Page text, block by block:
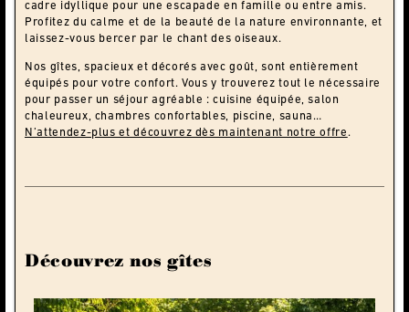
cadre idyllique pour une escapade en famille ou entre amis.
Profitez du calme et de la beauté de la nature environnante, et
laissez-vous bercer par le chant des oiseaux.
Nos gîtes, spacieux et décorés avec goût, sont entièrement
équipés pour votre confort. Vous y trouverez tout le nécessaire
pour passer un séjour agréable : cuisine équipée, salon
chaleureux, chambres confortables, piscine, sauna…
N’attendez-plus et découvrez dès maintenant notre offre .
Découvrez nos gîtes